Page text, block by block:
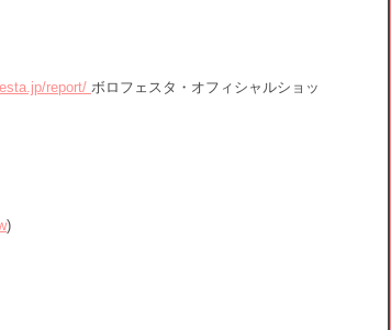
report/ ボロフェスタ・オフィシャルショッ
)